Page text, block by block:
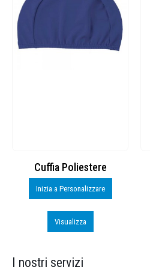
Cuffia Poliestere
Inizia a Personalizzare
Visualizza
I nostri servizi